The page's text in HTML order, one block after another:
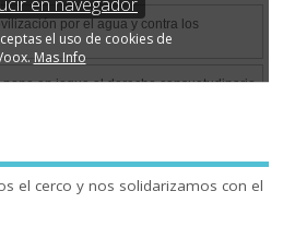
el cerco y nos solidarizamos con el